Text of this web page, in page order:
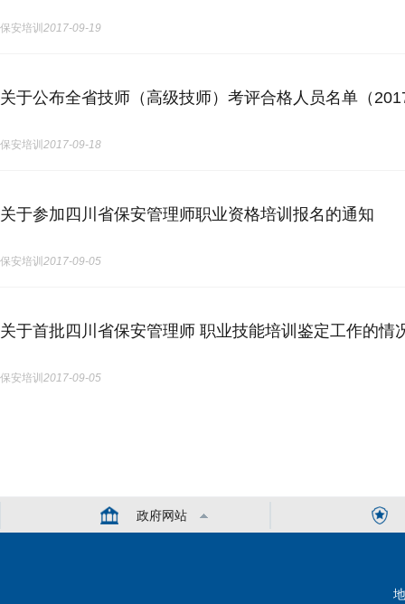
保安培训 2017-09-19
关于公布全省技师（高级技师）考评合格人员名单（
保安培训 2017-09-18
关于参加四川省保安管理师职业资格培训报名的通知
保安培训 2017-09-05
关于首批四川省保安管理师 职业技能培训鉴定工作的情
保安培训 2017-09-05
政府网站